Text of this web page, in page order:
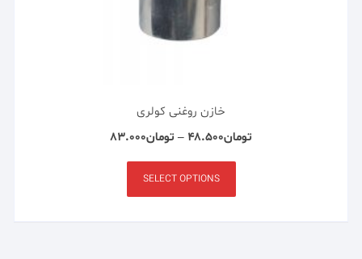
خازن روغنی کولری
تومان۴۸.۵۰۰ – تومان۸۳.۰۰۰
SELECT OPTIONS